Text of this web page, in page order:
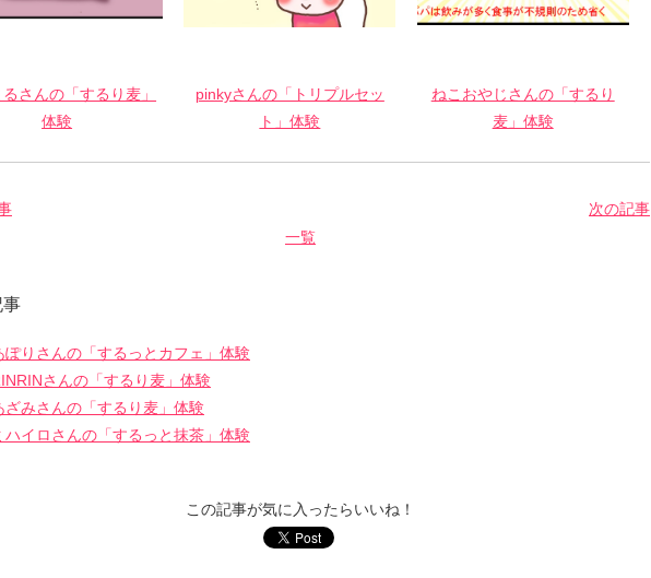
るさんの「するり麦」
体験
pinkyさんの「トリプルセッ
ト」体験
ねこおやじさんの「するり
麦」体験
次の記事
一覧
事
ぽりさんの「するっとカフェ」体験
さんの「するり麦」体験
ざみさんの「するり麦」体験
ハイロさんの「するっと抹茶」体験